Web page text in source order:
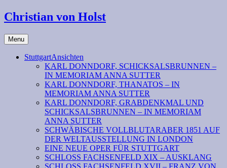
Christian von Holst
Menu
StuttgartAnsichten
KARL DONNDORF, SCHICKSALSBRUNNEN –
IN MEMORIAM ANNA SUTTER
KARL DONNDORF, THANATOS – IN
MEMORIAM ANNA SUTTER
KARL DONNDORF, GRABDENKMAL UND
SCHICKSALSBRUNNEN – IN MEMORIAM
ANNA SUTTER
SCHWÄBISCHE VOLLBLUTARABER 1851 AUF
DER WELTAUSSTELLUNG IN LONDON
EINE NEUE OPER FÜR STUTTGART
SCHLOSS FACHSENFELD XIX – AUSKLANG
SCHLOSS FACHSENFELD XVII – FRANZ VON